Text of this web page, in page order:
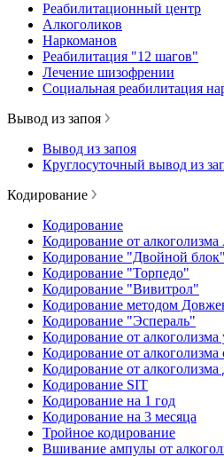
Реабилитационный центр
Алкоголиков
Наркоманов
Реабилитация "12 шагов"
Лечение шизофрении
Социальная реабилитация
Вывод из запоя
Вывод из запоя
Круглосуточный вывод из
Кодирование
Кодирование
Кодирование от
Кодирование "Двойной блок"
Кодирование "Торпедо"
Кодирование "Вивитрол"
Кодирование методом
Кодирование "Эспераль"
Кодирование от алкоголизма
Кодирование от
Кодирование от
Кодирование SIT
Кодирование на 1 год
Кодирование на 3 месяца
Тройное кодирование
Вшивание ампулы от